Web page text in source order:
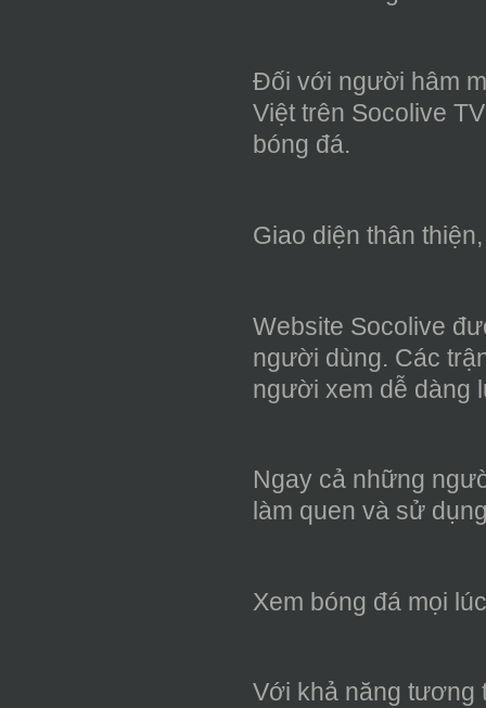
Đối với người hâm
Việt trên Socolive
bóng đá.
Giao diện thân
Website Socolive
người dùng. Các
người xem dễ dàng
Ngay cả những
làm quen và sử
Xem bóng đá mọi
Với khả năng tương